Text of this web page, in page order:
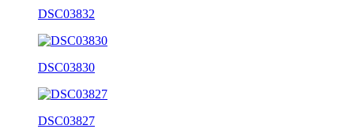
DSC03832
DSC03830
DSC03827